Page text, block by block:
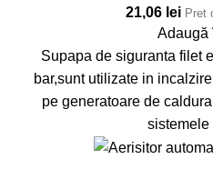
21,06 lei Pret
Adaugă
Supapa de siguranta filet
bar,sunt utilizate in
pe generatoare de
sistemele